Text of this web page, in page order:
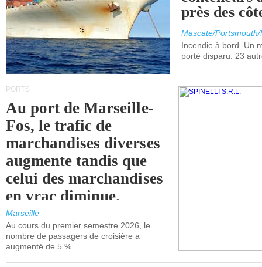
près des
Mascate/
Incendie à bord. Un
porté disparu. 23
PORTS
Au port de Marseille-
Fos, le trafic de
marchandises diverses
augmente tandis que
celui des marchandises
en vrac diminue.
Marseille
Au cours du premier semestre 2026, le
nombre de passagers de croisière a
augmenté de 5 %.